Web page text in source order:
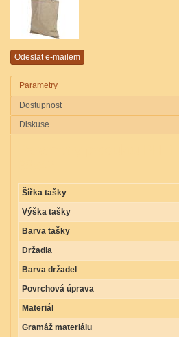
Parametry
Dostupnost
Diskuse
Šířka tašky
Výška tašky
Barva tašky
Držadla
Barva držadel
Povrchová úprava
Materiál
Gramáž materiálu